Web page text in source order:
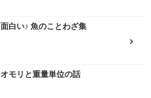
面白い♪ 魚のことわざ集
オモリと重量単位の話